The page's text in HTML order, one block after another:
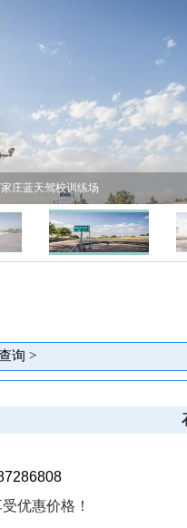
庄蓝天驾校训练场
询 >
87286808
优惠价格！